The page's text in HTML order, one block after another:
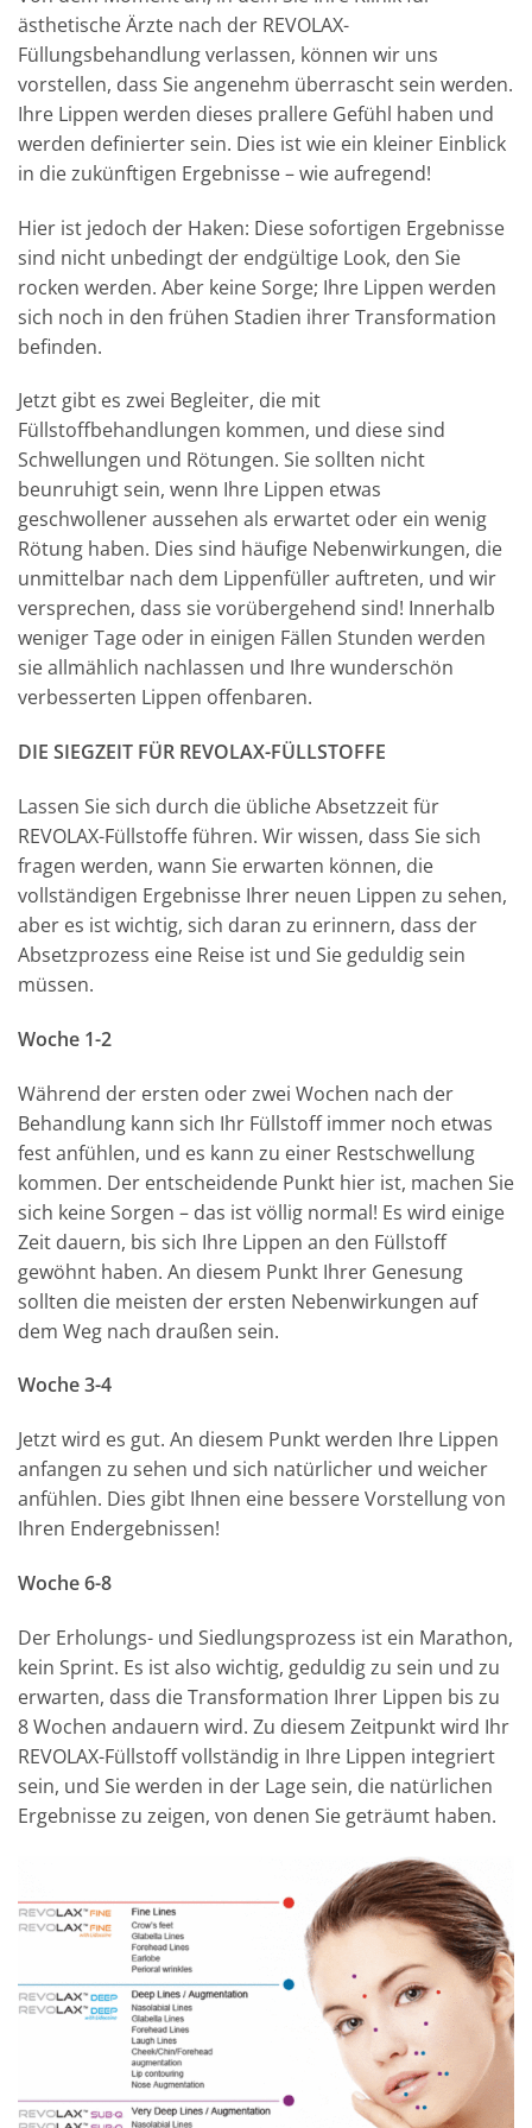
ästhetische Ärzte nach der REVOLAX-
Füllungsbehandlung verlassen, können wir uns
vorstellen, dass Sie angenehm überrascht sein werden.
Ihre Lippen werden dieses prallere Gefühl haben und
werden definierter sein. Dies ist wie ein kleiner Einblick
in die zukünftigen Ergebnisse – wie aufregend!
Hier ist jedoch der Haken: Diese sofortigen Ergebnisse
sind nicht unbedingt der endgültige Look, den Sie
rocken werden. Aber keine Sorge; Ihre Lippen werden
sich noch in den frühen Stadien ihrer Transformation
befinden.
Jetzt gibt es zwei Begleiter, die mit
Füllstoffbehandlungen kommen, und diese sind
Schwellungen und Rötungen. Sie sollten nicht
beunruhigt sein, wenn Ihre Lippen etwas
geschwollener aussehen als erwartet oder ein wenig
Rötung haben. Dies sind häufige Nebenwirkungen, die
unmittelbar nach dem Lippenfüller auftreten, und wir
versprechen, dass sie vorübergehend sind! Innerhalb
weniger Tage oder in einigen Fällen Stunden werden
sie allmählich nachlassen und Ihre wunderschön
verbesserten Lippen offenbaren.
DIE SIEGZEIT FÜR REVOLAX-FÜLLSTOFFE
Lassen Sie sich durch die übliche Absetzzeit für
REVOLAX-Füllstoffe führen. Wir wissen, dass Sie sich
fragen werden, wann Sie erwarten können, die
vollständigen Ergebnisse Ihrer neuen Lippen zu sehen,
aber es ist wichtig, sich daran zu erinnern, dass der
Absetzprozess eine Reise ist und Sie geduldig sein
müssen.
Woche 1-2
Während der ersten oder zwei Wochen nach der
Behandlung kann sich Ihr Füllstoff immer noch etwas
fest anfühlen, und es kann zu einer Restschwellung
kommen. Der entscheidende Punkt hier ist, machen Sie
sich keine Sorgen – das ist völlig normal! Es wird einige
Zeit dauern, bis sich Ihre Lippen an den Füllstoff
gewöhnt haben. An diesem Punkt Ihrer Genesung
sollten die meisten der ersten Nebenwirkungen auf
dem Weg nach draußen sein.
Woche 3-4
Jetzt wird es gut. An diesem Punkt werden Ihre Lippen
anfangen zu sehen und sich natürlicher und weicher
anfühlen. Dies gibt Ihnen eine bessere Vorstellung von
Ihren Endergebnissen!
Woche 6-8
Der Erholungs- und Siedlungsprozess ist ein Marathon,
kein Sprint. Es ist also wichtig, geduldig zu sein und zu
erwarten, dass die Transformation Ihrer Lippen bis zu
8 Wochen andauern wird. Zu diesem Zeitpunkt wird Ihr
REVOLAX-Füllstoff vollständig in Ihre Lippen integriert
sein, und Sie werden in der Lage sein, die natürlichen
Ergebnisse zu zeigen, von denen Sie geträumt haben.